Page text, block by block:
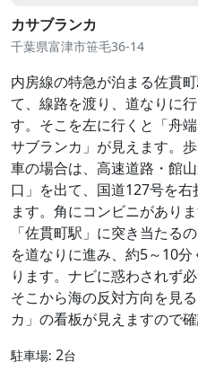
カサブランカ
千葉県富津市笹毛36-14
内房線の特急が泊まる佐貫
て、線路を渡り、道なりに
す。そこを左に行くと「舟
サブランカ」が見えます。歩
車の場合は、高速道路・館
口」を出て、国道127号を
ます。角にコンビニがありま
「佐貫町駅」に突き当たる
を道なりに進み、約5～10
ります。ナビに惑わされず
そこから海の反対方向を見
カ」の看板が見えますので
駐車場: 2台